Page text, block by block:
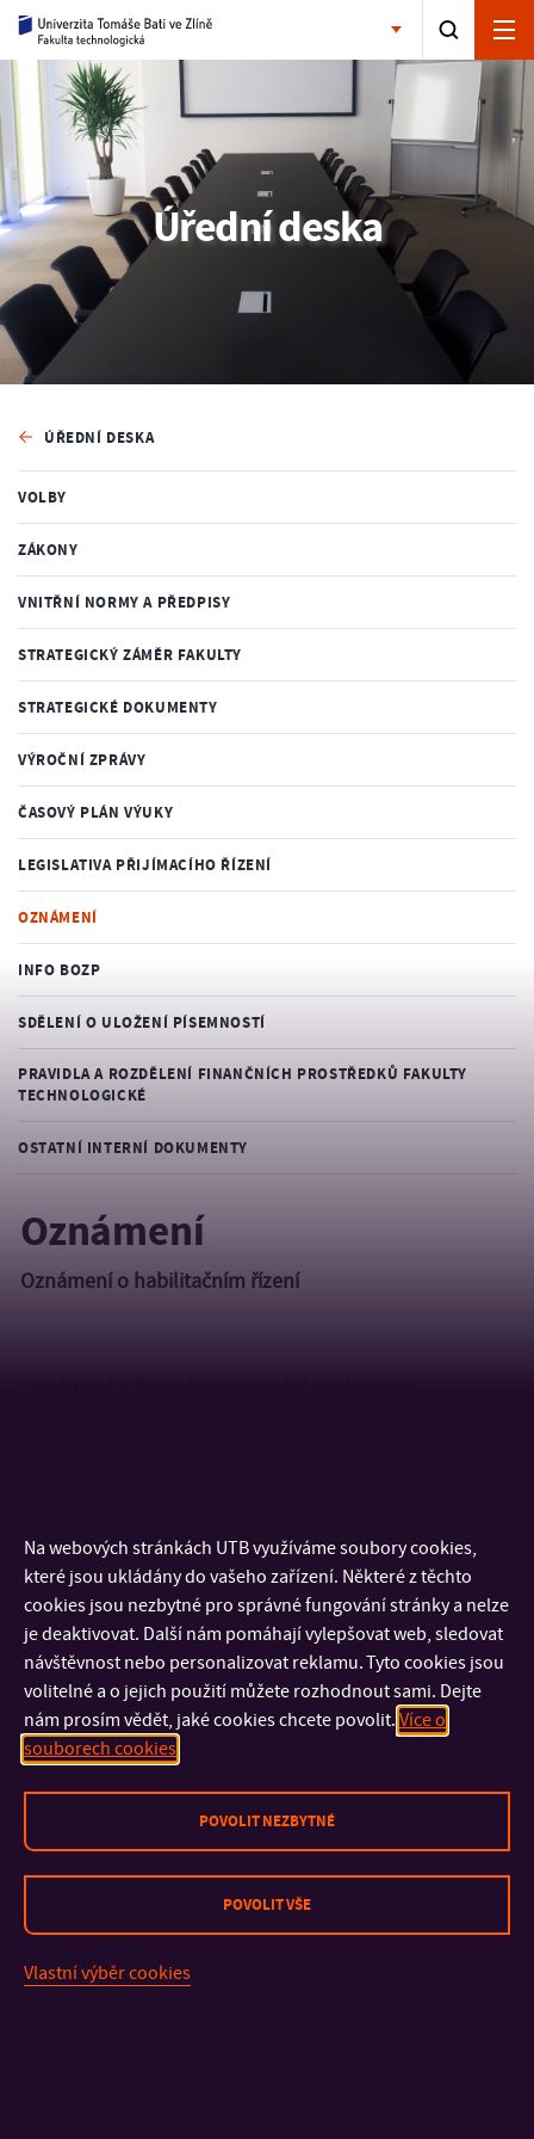
Úřední deska
ÚŘEDNÍ DESKA
VOLBY
ZÁKONY
VNITŘNÍ NORMY A PŘEDPISY
STRATEGICKÝ ZÁMĚR FAKULTY
STRATEGICKÉ DOKUMENTY
VÝROČNÍ ZPRÁVY
ČASOVÝ PLÁN VÝUKY
LEGISLATIVA PŘIJÍMACÍHO ŘÍZENÍ
OZNÁMENÍ
INFO BOZP
SDĚLENÍ O ULOŽENÍ PÍSEMNOSTÍ
PRAVIDLA A ROZDĚLENÍ FINANČNÍCH PROSTŘEDKŮ FAKULTY
TECHNOLOGICKÉ
OSTATNÍ INTERNÍ DOKUMENTY
Oznámení
Oznámení o habilitačním řízení
Oznámení o obhajobě disertační práce Ing. Marka Jurtíka
Oznámení o obhajobě disertační práce Ing. Davida Jašky
Oznámení o obhajobě disertační práce Ing. Dagmar
Foldynové
DŮLEŽITÉ INFORMACE
Na webových stránkách UTB využíváme soubory cookies,
které jsou ukládány do vašeho zařízení. Některé z těchto
cookies jsou nezbytné pro správné fungování stránky a nelze
je deaktivovat. Další nám pomáhají vylepšovat web, sledovat
návštěvnost nebo personalizovat reklamu. Tyto cookies jsou
volitelné a o jejich použití můžete rozhodnout sami. Dejte
nám prosím vědět, jaké cookies chcete povolit. Více o
souborech cookies
POVOLIT NEZBYTNÉ
POVOLIT VŠE
Vlastní výběr cookies